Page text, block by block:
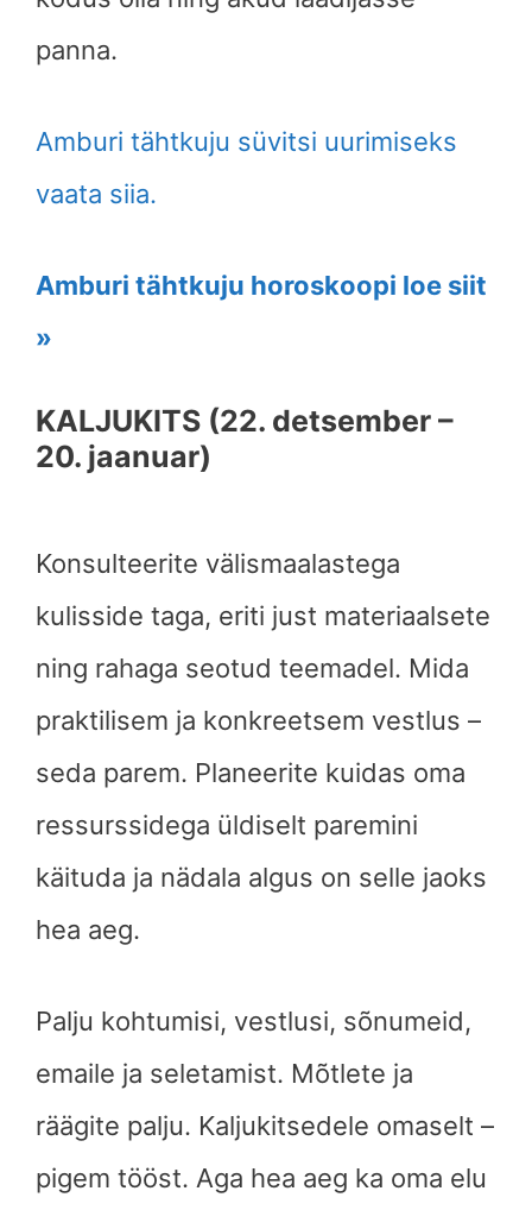
panna.
Amburi tähtkuju süvitsi uurimiseks
vaata siia.
Amburi tähtkuju horoskoopi loe siit
»
KALJUKITS (22. detsember –
20. jaanuar)
Konsulteerite välismaalastega
kulisside taga, eriti just materiaalsete
ning rahaga seotud teemadel. Mida
praktilisem ja konkreetsem vestlus –
seda parem. Planeerite kuidas oma
ressurssidega üldiselt paremini
käituda ja nädala algus on selle jaoks
hea aeg.
Palju kohtumisi, vestlusi, sõnumeid,
emaile ja seletamist. Mõtlete ja
räägite palju. Kaljukitsedele omaselt –
pigem tööst. Aga hea aeg ka oma elu